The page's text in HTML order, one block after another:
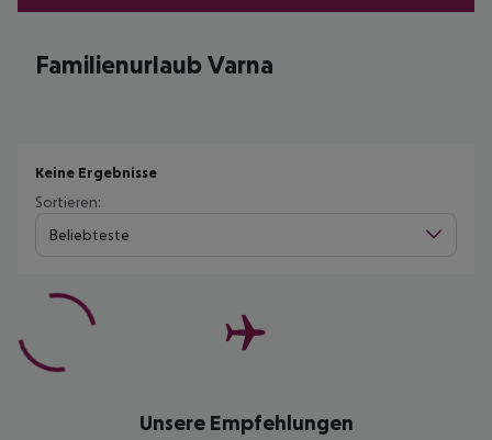
Familienurlaub Varna
Keine Ergebnisse
Sortieren:
Beliebteste
Unsere Empfehlungen